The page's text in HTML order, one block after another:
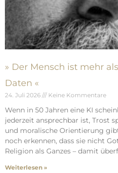
» Der Mensch ist mehr
Daten «
24. Juli 2026 Keine Kommentare
Wenn in 50 Jahren eine KI
jederzeit ansprechbar ist, Trost
und moralische Orientierung
noch erkennen, dass sie nicht
Religion als Ganzes – damit
Weiterlesen »